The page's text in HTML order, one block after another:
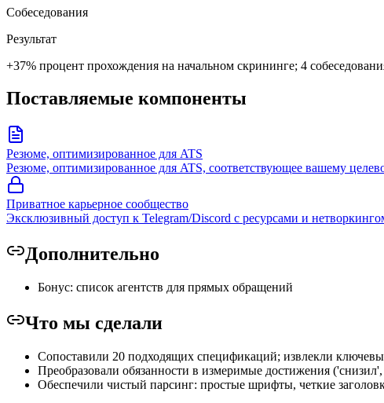
Собеседования
Результат
+37% процент прохождения на начальном скрининге; 4
Поставляемые компоненты
Резюме, оптимизированное для ATS
Резюме, оптимизированное для ATS, соответствующее вашему
Приватное карьерное сообщество
Эксклюзивный доступ к Telegram/Discord с ресурсами и
Дополнительно
Бонус: список агентств для прямых обращений
Что мы сделали
Сопоставили 20 подходящих спецификаций; извлекли
Преобразовали обязанности в измеримые достижения
Обеспечили чистый парсинг: простые шрифты, четкие